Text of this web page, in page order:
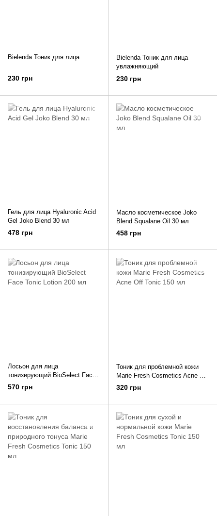
Bielenda Тоник для лица
230 грн
Bielenda Тоник для лица
увлажняющий
230 грн
Гель для лица Hyaluronic Acid
Gel Joko Blend 30 мл
478 грн
Масло косметическое Joko
Blend Squalane Oil 30 мл
458 грн
Лосьон для лица
тонизирующий BioSelect Face
Tonic Lotion 200 мл
570 грн
Тоник для проблемной кожи
Marie Fresh Cosmetics Acne Off
Tonic 150 мл
320 грн